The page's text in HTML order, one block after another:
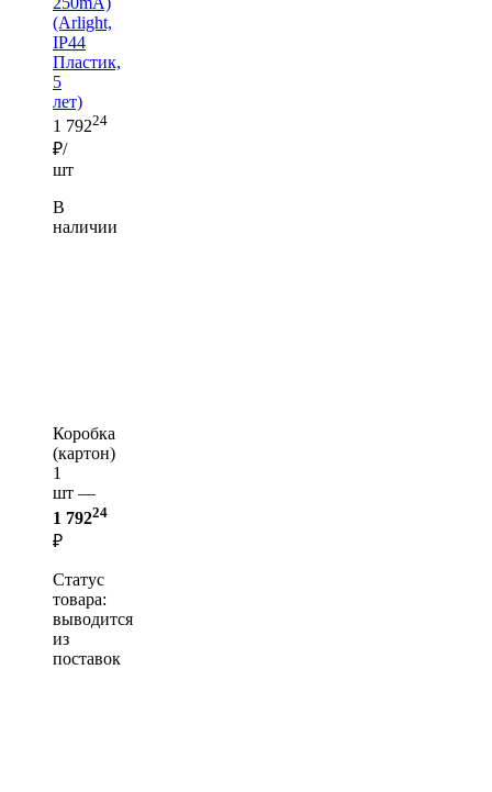
(Arlight,
IP44
Пластик,
5
лет)
1 79224
₽/
шт
В
наличии
Коробка
(картон)
1
шт —
1 79224
₽
Статус
товара:
выводится
из
поставок